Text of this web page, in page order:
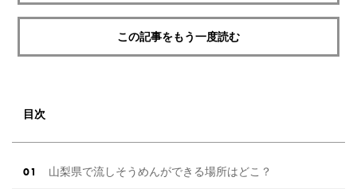
この記事をもう一度読む
目次
山梨県で流しそうめんができる場所はどこ？